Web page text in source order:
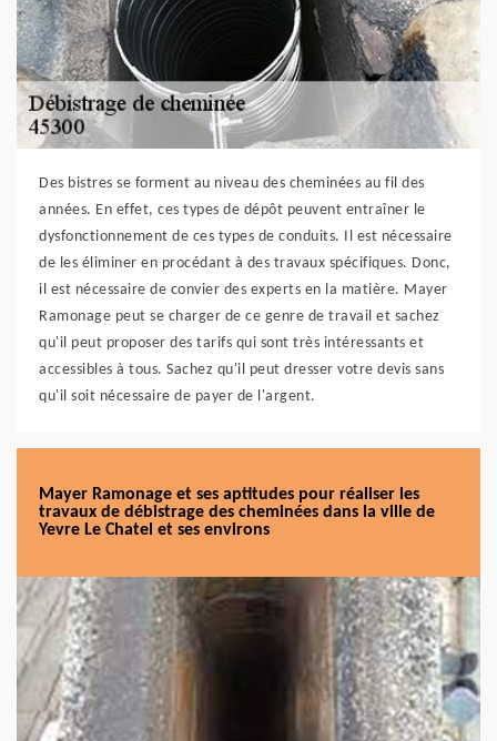
Des bistres se forment au niveau des cheminées au fil des
années. En effet, ces types de dépôt peuvent entraîner le
dysfonctionnement de ces types de conduits. Il est nécessaire
de les éliminer en procédant à des travaux spécifiques. Donc,
il est nécessaire de convier des experts en la matière. Mayer
Ramonage peut se charger de ce genre de travail et sachez
qu'il peut proposer des tarifs qui sont très intéressants et
accessibles à tous. Sachez qu'il peut dresser votre devis sans
qu'il soit nécessaire de payer de l'argent.
Mayer Ramonage et ses aptitudes pour réaliser les
travaux de débistrage des cheminées dans la ville de
Yevre Le Chatel et ses environs